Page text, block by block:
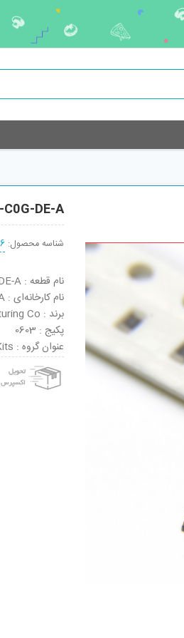
DE-A
شناسه محصول:
نام قطعه : GRM03-KIT-C0G-DE-A
نام کارخانه‌ای : GRM03-KIT-C0G-DE-A
برند : Murata Manufacturing Co
پکیج : 0603
عنوان گروه : Capacitor Kits